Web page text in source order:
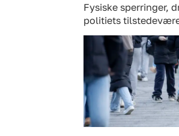
Fysiske sperringer,
politiets